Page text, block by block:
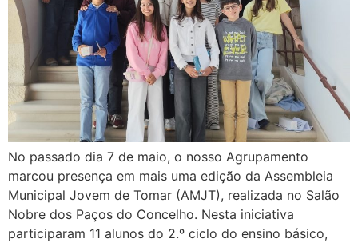
No passado dia 7 de maio, o nosso Agrupamento
marcou presença em mais uma edição da Assembleia
Municipal Jovem de Tomar (AMJT), realizada no Salão
Nobre dos Paços do Concelho. Nesta iniciativa
participaram 11 alunos do 2.º ciclo do ensino básico,